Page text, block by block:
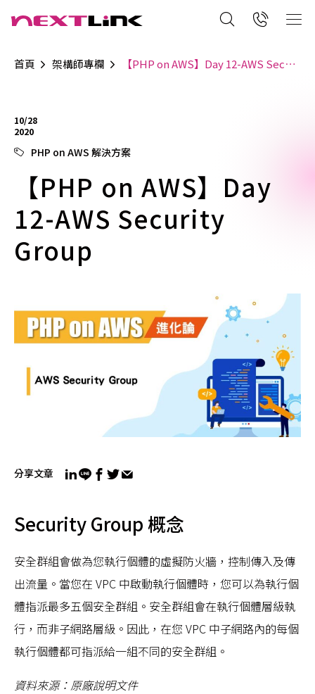
首頁 架構師專欄 【PHP on AWS】Day 12-AWS Security Group
10/28
2020
PHP on AWS 解決方案
【PHP on AWS】Day
12-AWS Security
Group
分享文章
Security Group 概念
安全群組會做為您執行個體的虛擬防火牆，控制傳入及傳
出流量。當您在 VPC 中啟動執行個體時，您可以為執行個
體指派最多五個安全群組。安全群組會在執行個體層級執
行，而非子網路層級。因此，在您 VPC 中子網路內的每個
執行個體都可指派給一組不同的安全群組。
資料來源：原廠說明文件